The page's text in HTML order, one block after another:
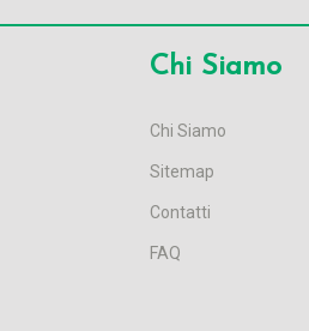
Chi Siamo
Chi Siamo
Sitemap
Contatti
FAQ